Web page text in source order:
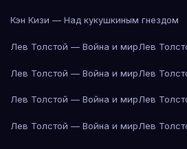
Кэн Кизи — Над кукушкиным гнездом
Лев Толстой — Война и мирЛев
Лев Толстой — Война и мирЛев
Лев Толстой — Война и мирЛев
Лев Толстой — Война и мирЛев